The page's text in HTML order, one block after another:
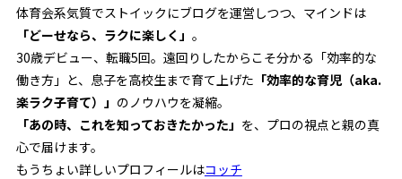
体育会系気質でストイックにブログを運営しつつ、マインドは
「どーせなら、ラクに楽しく」 。
30歳デビュー、転職5回。遠回りしたからこそ分かる「効率的な
働き方」と、息子を高校生まで育て上げた 「効率的な育児（aka.
楽ラク子育て）」 のノウハウを凝縮。
「あの時、これを知っておきたかった」 を、プロの視点と親の真
心で届けます。
もうちょい詳しいプロフィールはコッチ